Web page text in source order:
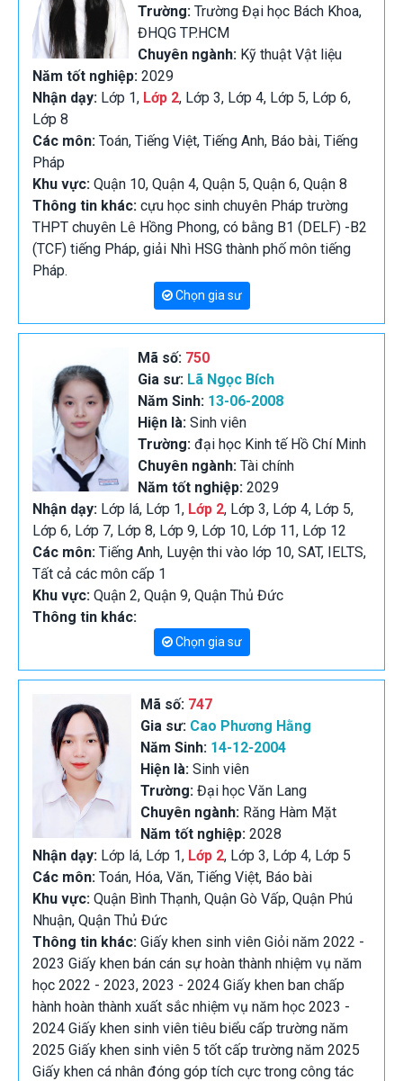
Trường: Trường Đại học Bách Khoa,
ĐHQG TP.HCM
Chuyên ngành: Kỹ thuật Vật liệu
Năm tốt nghiệp: 2029
Nhận dạy: Lớp 1, Lớp 2, Lớp 3, Lớp 4, Lớp 5, Lớp 6,
Lớp 8
Các môn: Toán, Tiếng Việt, Tiếng Anh, Báo bài, Tiếng
Pháp
Khu vực: Quận 10, Quận 4, Quận 5, Quận 6, Quận 8
Thông tin khác: cựu học sinh chuyên Pháp trường
THPT chuyên Lê Hồng Phong, có bằng B1 (DELF) -B2
(TCF) tiếng Pháp, giải Nhì HSG thành phố môn tiếng
Pháp.
Chọn gia sư
Mã số: 750
Gia sư: Lã Ngọc Bích
Năm Sinh: 13-06-2008
Hiện là: Sinh viên
Trường: đại học Kinh tế Hồ Chí Minh
Chuyên ngành: Tài chính
Năm tốt nghiệp: 2029
Nhận dạy: Lớp lá, Lớp 1, Lớp 2, Lớp 3, Lớp 4, Lớp 5,
Lớp 6, Lớp 7, Lớp 8, Lớp 9, Lớp 10, Lớp 11, Lớp 12
Các môn: Tiếng Anh, Luyện thi vào lớp 10, SAT, IELTS,
Tất cả các môn cấp 1
Khu vực: Quận 2, Quận 9, Quận Thủ Đức
Thông tin khác:
Chọn gia sư
Mã số: 747
Gia sư: Cao Phương Hằng
Năm Sinh: 14-12-2004
Hiện là: Sinh viên
Trường: Đại học Văn Lang
Chuyên ngành: Răng Hàm Mặt
Năm tốt nghiệp: 2028
Nhận dạy: Lớp lá, Lớp 1, Lớp 2, Lớp 3, Lớp 4, Lớp 5
Các môn: Toán, Hóa, Văn, Tiếng Việt, Báo bài
Khu vực: Quận Bình Thạnh, Quận Gò Vấp, Quận Phú
Nhuận, Quận Thủ Đức
Thông tin khác: Giấy khen sinh viên Giỏi năm 2022 -
2023 Giấy khen bán cán sự hoàn thành nhiệm vụ năm
học 2022 - 2023, 2023 - 2024 Giấy khen ban chấp
hành hoàn thành xuất sắc nhiệm vụ năm học 2023 -
2024 Giấy khen sinh viên tiêu biểu cấp trường năm
2025 Giấy khen sinh viên 5 tốt cấp trường năm 2025
Giấy khen cá nhân đóng góp tích cực trong công tác